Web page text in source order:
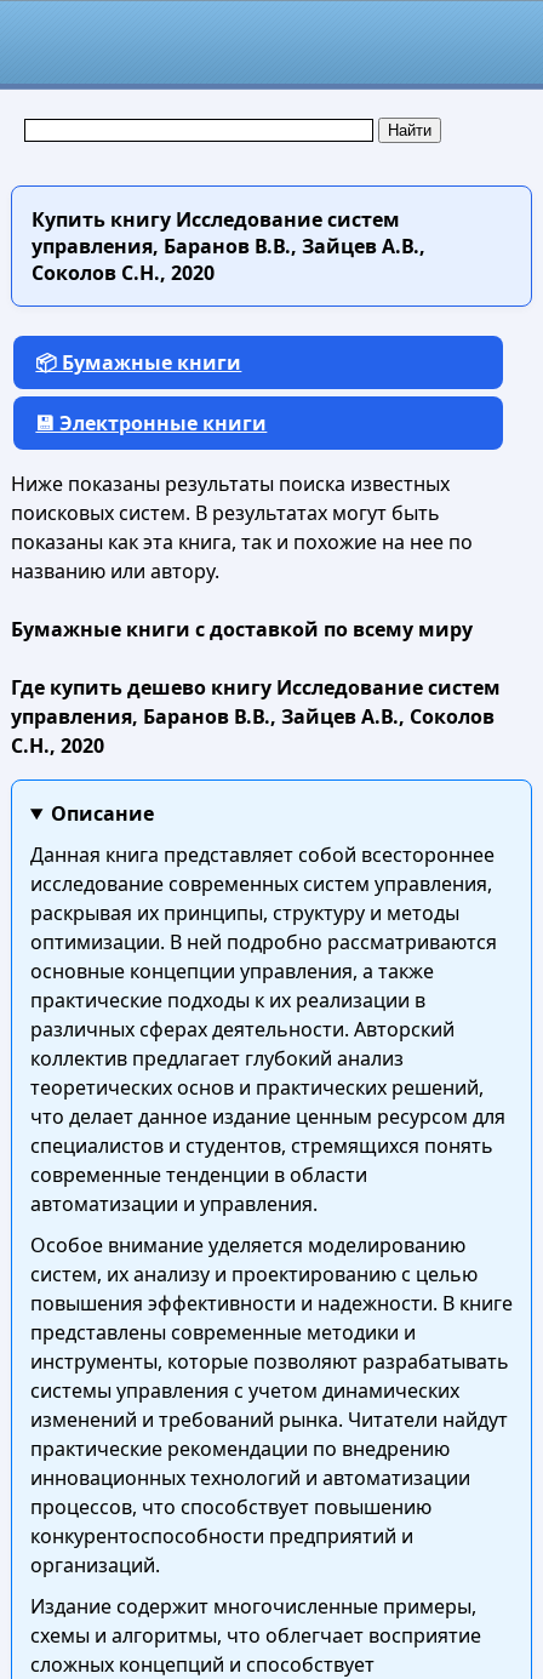
Купить книгуИсследование систем
управления, Баранов В.В., Зайцев А.В.,
Соколов С.Н., 2020
📦 Бумажные книги
💾 Электронные книги
Ниже показаны результаты поиска известных
поисковых систем. В результатах могут быть
показаны как эта книга, так и похожие на нее по
названию или автору.
Бумажные книги с доставкой по всему миру
Где купить дешево книгу Исследование систем
управления, Баранов В.В., Зайцев А.В., Соколов
С.Н., 2020
Описание
Данная книга представляет собой всестороннее
исследование современных систем управления,
раскрывая их принципы, структуру и методы
оптимизации. В ней подробно рассматриваются
основные концепции управления, а также
практические подходы к их реализации в
различных сферах деятельности. Авторский
коллектив предлагает глубокий анализ
теоретических основ и практических решений,
что делает данное издание ценным ресурсом для
специалистов и студентов, стремящихся понять
современные тенденции в области
автоматизации и управления.
Особое внимание уделяется моделированию
систем, их анализу и проектированию с целью
повышения эффективности и надежности. В книге
представлены современные методики и
инструменты, которые позволяют разрабатывать
системы управления с учетом динамических
изменений и требований рынка. Читатели найдут
практические рекомендации по внедрению
инновационных технологий и автоматизации
процессов, что способствует повышению
конкурентоспособности предприятий и
организаций.
Издание содержит многочисленные примеры,
схемы и алгоритмы, что облегчает восприятие
сложных концепций и способствует